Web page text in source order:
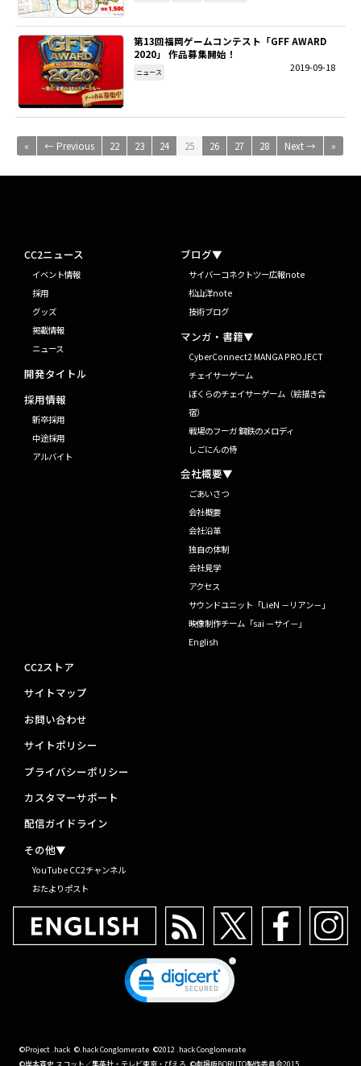
第13回福岡ゲームコンテスト「GFF AWARD
2020」 作品募集開始！
2019-09-18
ニュース
« ← Previous 22 23 24 25 26 27 28 Next → »
CC2ニュース
イベント情報
採用
グッズ
掲載情報
ニュース
開発タイトル
採用情報
新卒採用
中途採用
アルバイト
ブログ▼
サイバーコネクトツー広報note
松山洋note
技術ブログ
マンガ・書籍▼
CyberConnect2 MANGA PROJECT
チェイサーゲーム
ぼくらのチェイサーゲーム（絵描き合
宿）
戦場のフーガ 鋼鉄のメロディ
しごにんの侍
会社概要▼
ごあいさつ
会社概要
会社沿革
独自の体制
会社見学
アクセス
サウンドユニット「LieN －リアン－」
映像制作チーム「sai －サイ－」
English
CC2ストア
サイトマップ
お問い合わせ
サイトポリシー
プライバシーポリシー
カスタマーサポート
配信ガイドライン
その他▼
YouTube CC2チャンネル
おたよりポスト
©Project .hack ©.hack Conglomerate ©2012 .hack Conglomerate
©岸本斉史 スコット／集英社・テレビ東京・ぴえろ ©劇場版BORUTO製作委員会2015